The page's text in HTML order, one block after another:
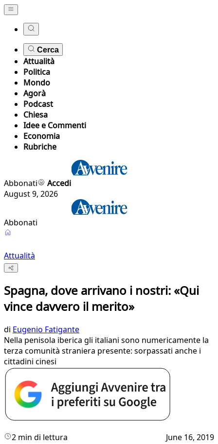
Cerca
Attualità
Politica
Mondo
Agorà
Podcast
Chiesa
Idee e Commenti
Economia
Rubriche
Abbonati
Accedi
August 9, 2026
Abbonati
Attualità
Spagna, dove arrivano i nostri: «Qui
vince davvero il merito»
di Eugenio Fatigante
Nella penisola iberica gli italiani sono numericamente la
terza comunità straniera presente: sorpassati anche i
cittadini cinesi
2 min di lettura June 16, 2019